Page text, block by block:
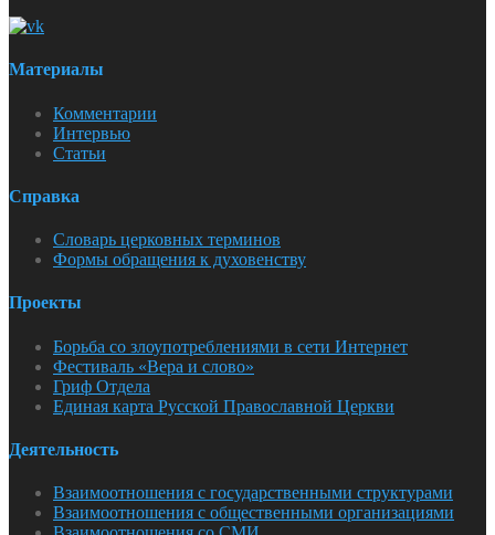
Материалы
Комментарии
Интервью
Статьи
Справка
Словарь церковных терминов
Формы обращения к духовенству
Проекты
Борьба со злоупотреблениями в сети Интернет
Фестиваль «Вера и слово»
Гриф Отдела
Единая карта Русской Православной Церкви
Деятельность
Взаимоотношения с государственными структурами
Взаимоотношения с общественными организациями